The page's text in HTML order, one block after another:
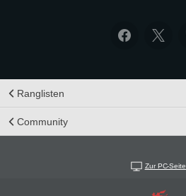
Ranglisten
Community
Zur PC-Seite